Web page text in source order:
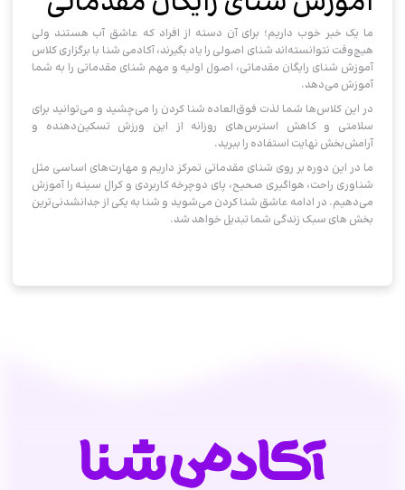
ما یک خبر خوب داریم؛ برای آن دسته از افراد که عاشق آب هستند ولی
هیچ‌وقت نتوانسته‌اند شنای اصولی را یاد بگیرند، آکادمی شنا با برگزاری کلاس
آموزش شنای رایگان مقدماتی، اصول اولیه و مهم شنای مقدماتی را به شما
آموزش می‌دهد.
در این کلاس‌‌ها شما لذت فوق‌العاده شنا کردن را می‌چشید و می‌توانید برای
سلامتی و کاهش استرس‌های روزانه از این ورزش تسکین‌دهنده و
آرامش‌بخش نهایت استفاده را ببرید.
ما در این دوره بر روی شنای مقدماتی تمرکز داریم و مهارت‌های اساسی مثل
شناوری راحت، هواگیری صحیح، پای دوچرخه کاربردی و کرال سینه را آموزش
می‌دهیم. در ادامه عاشق شنا کردن می‌شوید و شنا به یکی از جدا‌نشدنی‌ترین
بخش های سبک زندگی شما تبدیل خواهد شد.